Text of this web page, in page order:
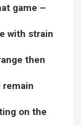
game –
with strain
then
remain
on the